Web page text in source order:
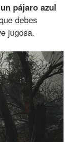
pájaro azul
debes
jugosa.